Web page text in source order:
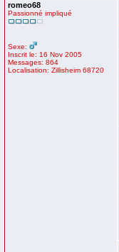
romeo68
Passionné impliqué
Sexe:
Inscrit le: 16 Nov 2005
Messages: 864
Localisation: Zillisheim 68720